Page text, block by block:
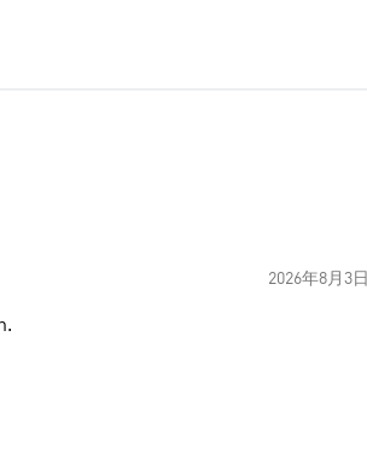
2026年8月3日